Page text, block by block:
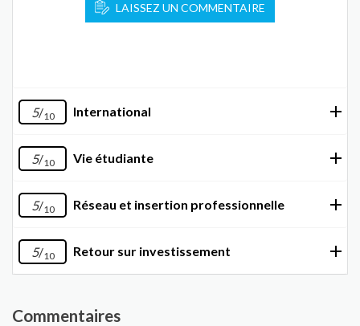
LAISSEZ UN COMMENTAIRE
5/10 International
5/10 Vie étudiante
5/10 Réseau et insertion professionnelle
5/10 Retour sur investissement
Commentaires